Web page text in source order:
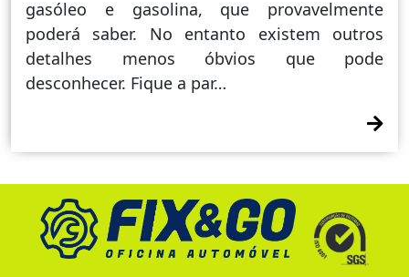
gasóleo e gasolina, que provavelmente
poderá saber. No entanto existem outros
detalhes menos óbvios que pode
desconhecer. Fique a par…